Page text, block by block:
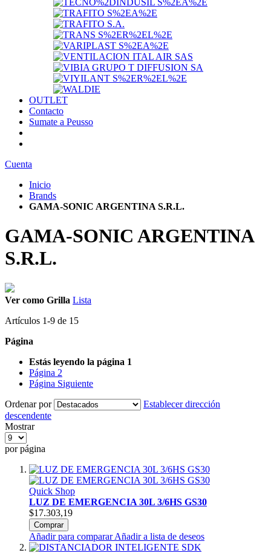
OUTLET
Contacto
Sumate a Peusso
Cuenta
Inicio
Brands
GAMA-SONIC ARGENTINA S.R.L.
GAMA-SONIC ARGENTINA
S.R.L.
Ver como Grilla Lista
Artículos 1-9 de 15
Página
Estás leyendo la página 1
Página 2
Página Siguiente
Ordenar por
Establecer dirección
descendente
Mostrar
por página
Quick Shop
LUZ DE EMERGENCIA 30L 3/6HS GS30
$17.303,19
Comprar
Añadir para comparar Añadir a lista de deseos